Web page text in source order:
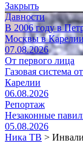
Закрыть
Давности
В 2006 году в
Москвы в
07.08.2026
От первого лица
Газовая система
Карелии
06.08.2026
Репортаж
Незаконные
05.08.2026
Ника ТВ >